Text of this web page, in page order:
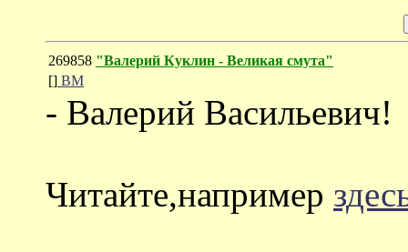
269858 "Валерий Куклин - Великая смута"
[] ВМ
- Валерий Васильевич!
Читайте,например